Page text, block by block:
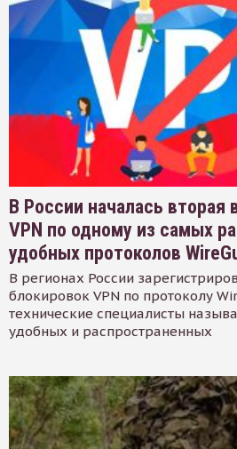
В России началась вторая
VPN по одному из самых
удобных протоколов
В регионах России
блокировок VPN по протоколу
технические специалисты
удобных и распространенных